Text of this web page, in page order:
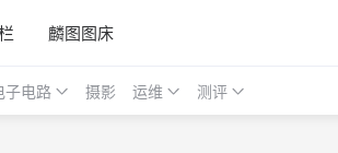
麟图图床
子电路 摄影 运维 测评